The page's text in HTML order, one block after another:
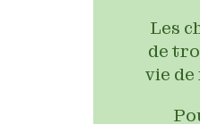
Les
de
vie de